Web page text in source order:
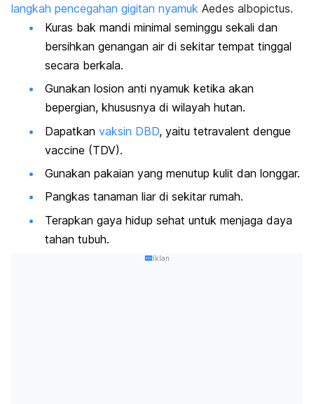
langkah pencegahan gigitan nyamuk Aedes albopictus.
Kuras bak mandi minimal seminggu sekali dan
bersihkan genangan air di sekitar tempat tinggal
secara berkala.
Gunakan losion anti nyamuk ketika akan
bepergian, khususnya di wilayah hutan.
Dapatkan vaksin DBD, yaitu tetravalent dengue
vaccine (TDV).
Gunakan pakaian yang menutup kulit dan longgar.
Pangkas tanaman liar di sekitar rumah.
Terapkan gaya hidup sehat untuk menjaga daya
tahan tubuh.
Iklan